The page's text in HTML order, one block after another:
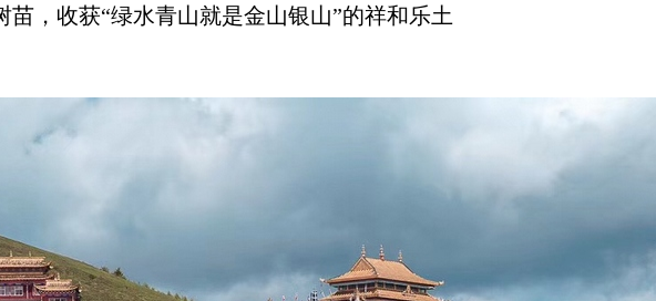
苗，收获“绿水青山就是金山银山”的祥和乐土